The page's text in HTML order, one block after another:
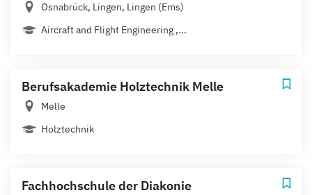
Osnabrück, Lingen, Lingen (Ems)
Aircraft and Flight Engineering ,...
Berufsakademie Holztechnik Melle
Melle
Holztechnik
Fachhochschule der Diakonie